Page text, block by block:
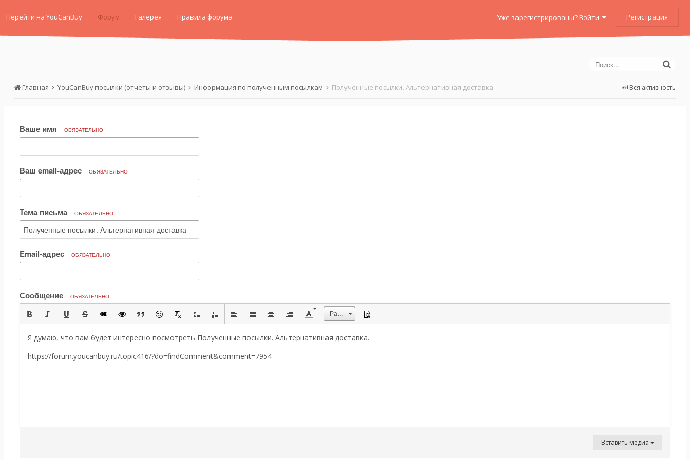
Перейти на YouCanBuy Форум Галерея Правила форума Уже зарегистрированы? Войти Регистрация
Вся активность
Главная YouCanBuy посылки (отчеты и отзывы) Информация по полученным посылкам Полученные посылки. Альтернативная доставка
Ваше имя ОБЯЗАТЕЛЬНО
Ваш email-адрес ОБЯЗАТЕЛЬНО
Тема письма ОБЯЗАТЕЛЬНО
Email-адрес ОБЯЗАТЕЛЬНО
Сообщение ОБЯЗАТЕЛЬНО
Размер
Я думаю, что вам будет интересно посмотреть Полученные посылки. Альтернативная доставка.
https://forum.youcanbuy.ru/topic416/?do=findComment&comment=7954
Вставить медиа